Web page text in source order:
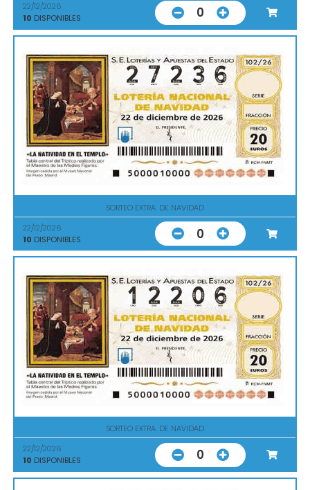
22/12/2026
10 DISPONIBLES 0
SORTEO EXTRA. DE NAVIDAD
22/12/2026
10 DISPONIBLES 0
SORTEO EXTRA. DE NAVIDAD
22/12/2026
10 DISPONIBLES 0